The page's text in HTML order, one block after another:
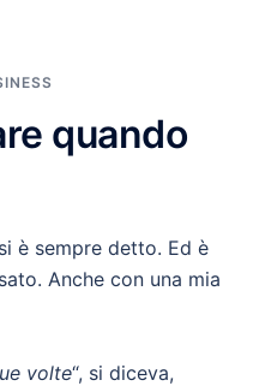
quando
è sempre detto. Ed è
Anche con una mia
volte“, si diceva,